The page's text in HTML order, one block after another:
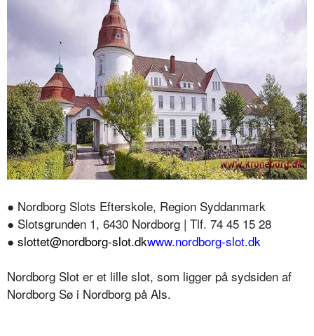
● Nordborg Slots Efterskole, Region Syddanmark
● Slotsgrunden 1, 6430 Nordborg | Tlf. 74 45 15 28
● slottet@nordborg-slot.dkwww.nordborg-slot.dk
Nordborg Slot er et lille slot, som ligger på sydsiden af
Nordborg Sø i Nordborg på Als.